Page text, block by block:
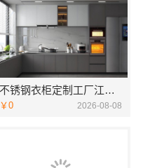
不锈钢衣柜定制工厂江浙沪联系电话-江苏东钢金属科技
￥0 2026-08-08